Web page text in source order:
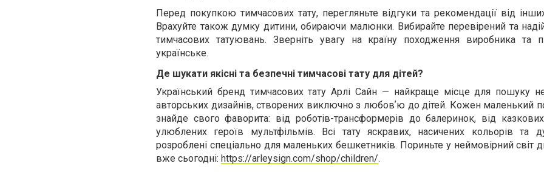
Перед покупкою тимчасових тату, перегляньте відгуки та рекомендації від
Врахуйте також думку дитини, обираючи малюнки. Вибирайте перевірений та
тимчасових татуювань. Зверніть увагу на країну походження виробника та
українське.
Де шукати якісні та безпечні тимчасові тату для дітей?
Український бренд тимчасових тату Арлі Сайн — найкраще місце для пошуку
авторських дизайнів, створених виключно з любовʼю до дітей. Кожен маленький
знайде свого фаворита: від роботів-трансформерів до балеринок, від
улюблених героїв мультфільмів. Всі тату яскравих, насичених кольорів та
розроблені спеціально для маленьких бешкетників. Пориньте у неймовірний світ
вже сьогодні: https://arleysign.com/shop/children/.